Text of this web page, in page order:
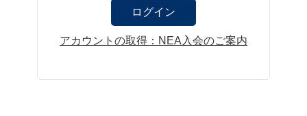
アカウントの取得：NEA入会のご案内